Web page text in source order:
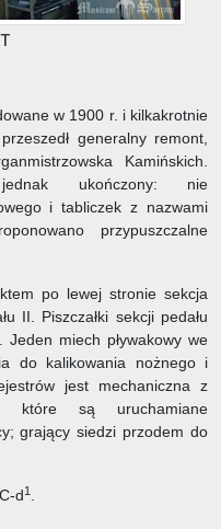
w 1900 r. i kilkakrotnie
generalny remont,
Kamińskich.
ukończony: nie
i tabliczek z nazwami
przypuszczalne
po lewej stronie sekcja
II. Piszczałki sekcji pedału
miech pływakowy we
do kalikowania nożnego i
jest mechaniczna z
które są uruchamiane
grający siedzi przodem do
d1